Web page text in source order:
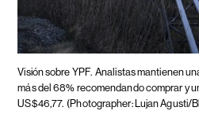
Visión sobre YPF. Analistas mantienen
más del 68% recomendando comprar y
US$46,77. (Photographer: Lujan Agusti/